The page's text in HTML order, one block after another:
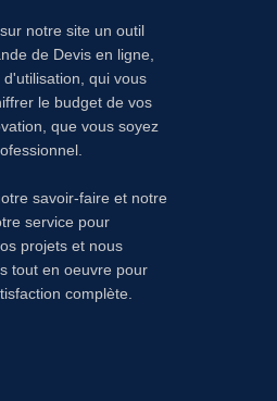
notre site un outil
de Devis en ligne,
qui vous
le budget de vos
que vous soyez
savoir-faire et notre
service pour
projets et nous
tout en oeuvre pour
complète.